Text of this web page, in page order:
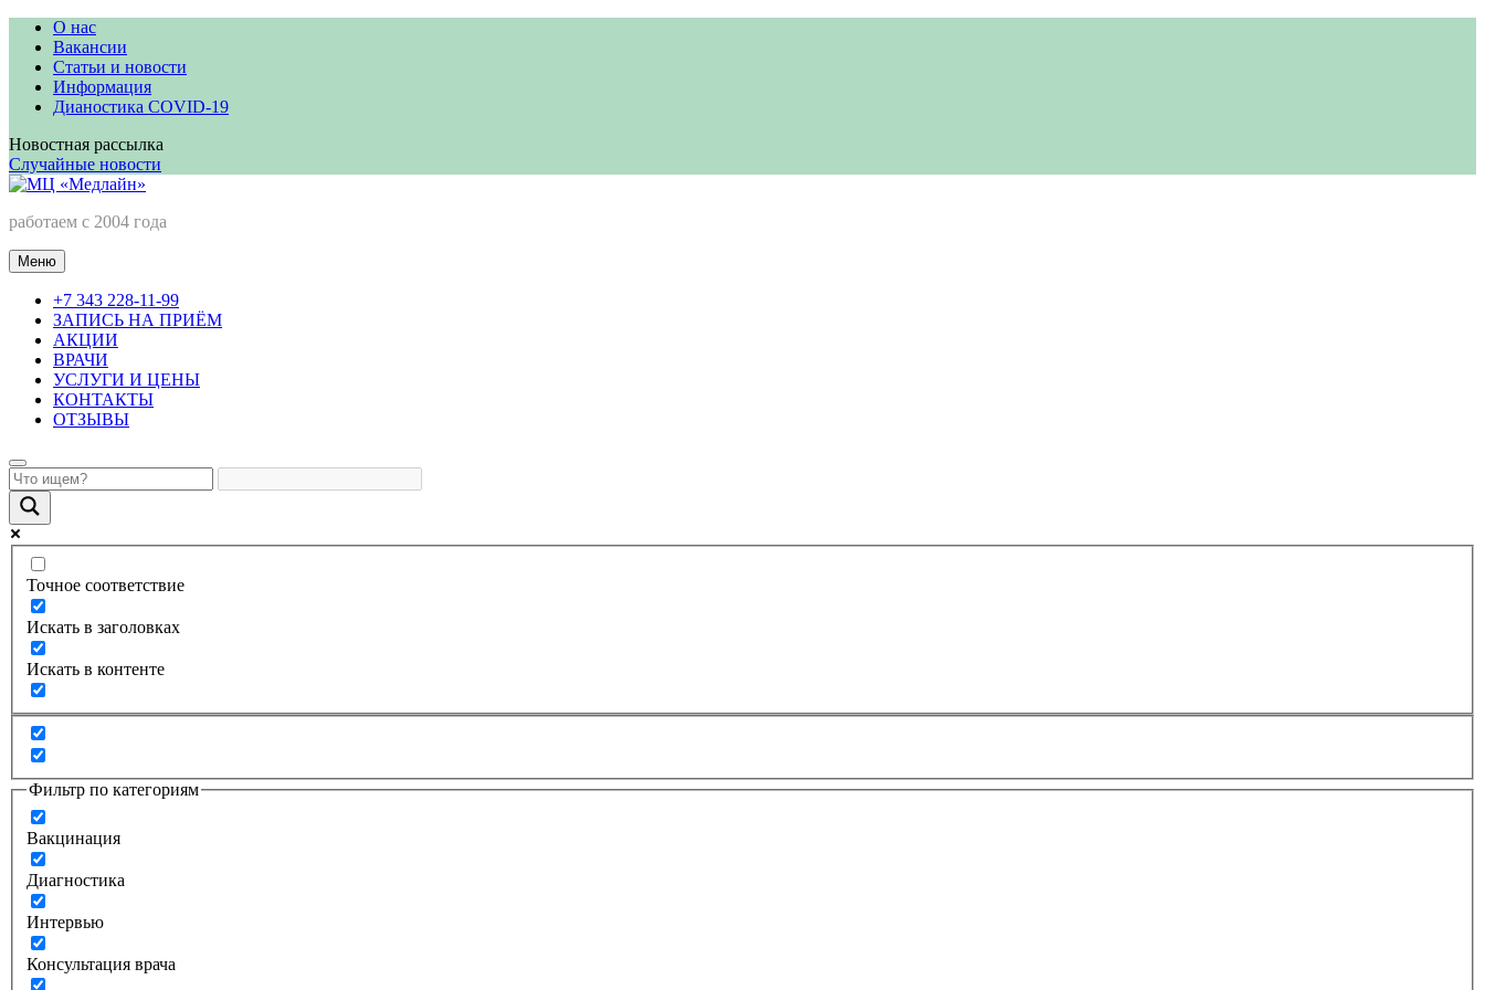
Перейти
содержимому
О нас
Вакансии
Статьи и новости
Информация
Дианостика COVID-19
Новостная рассылка
Случайные новости
МЦ «Медлайн»
работаем с 2004 года
Меню
+7 343 228-11-99
ЗАПИСЬ НА ПРИЁМ
АКЦИИ
ВРАЧИ
УСЛУГИ И ЦЕНЫ
КОНТАКТЫ
ОТЗЫВЫ
Точное соответствие
Искать в заголовках
Искать в контенте
Фильтр по категориям
Вакцинация
Диагностика
Интервью
Консультация врача